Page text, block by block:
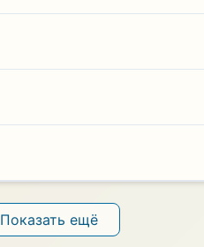
Показать ещё